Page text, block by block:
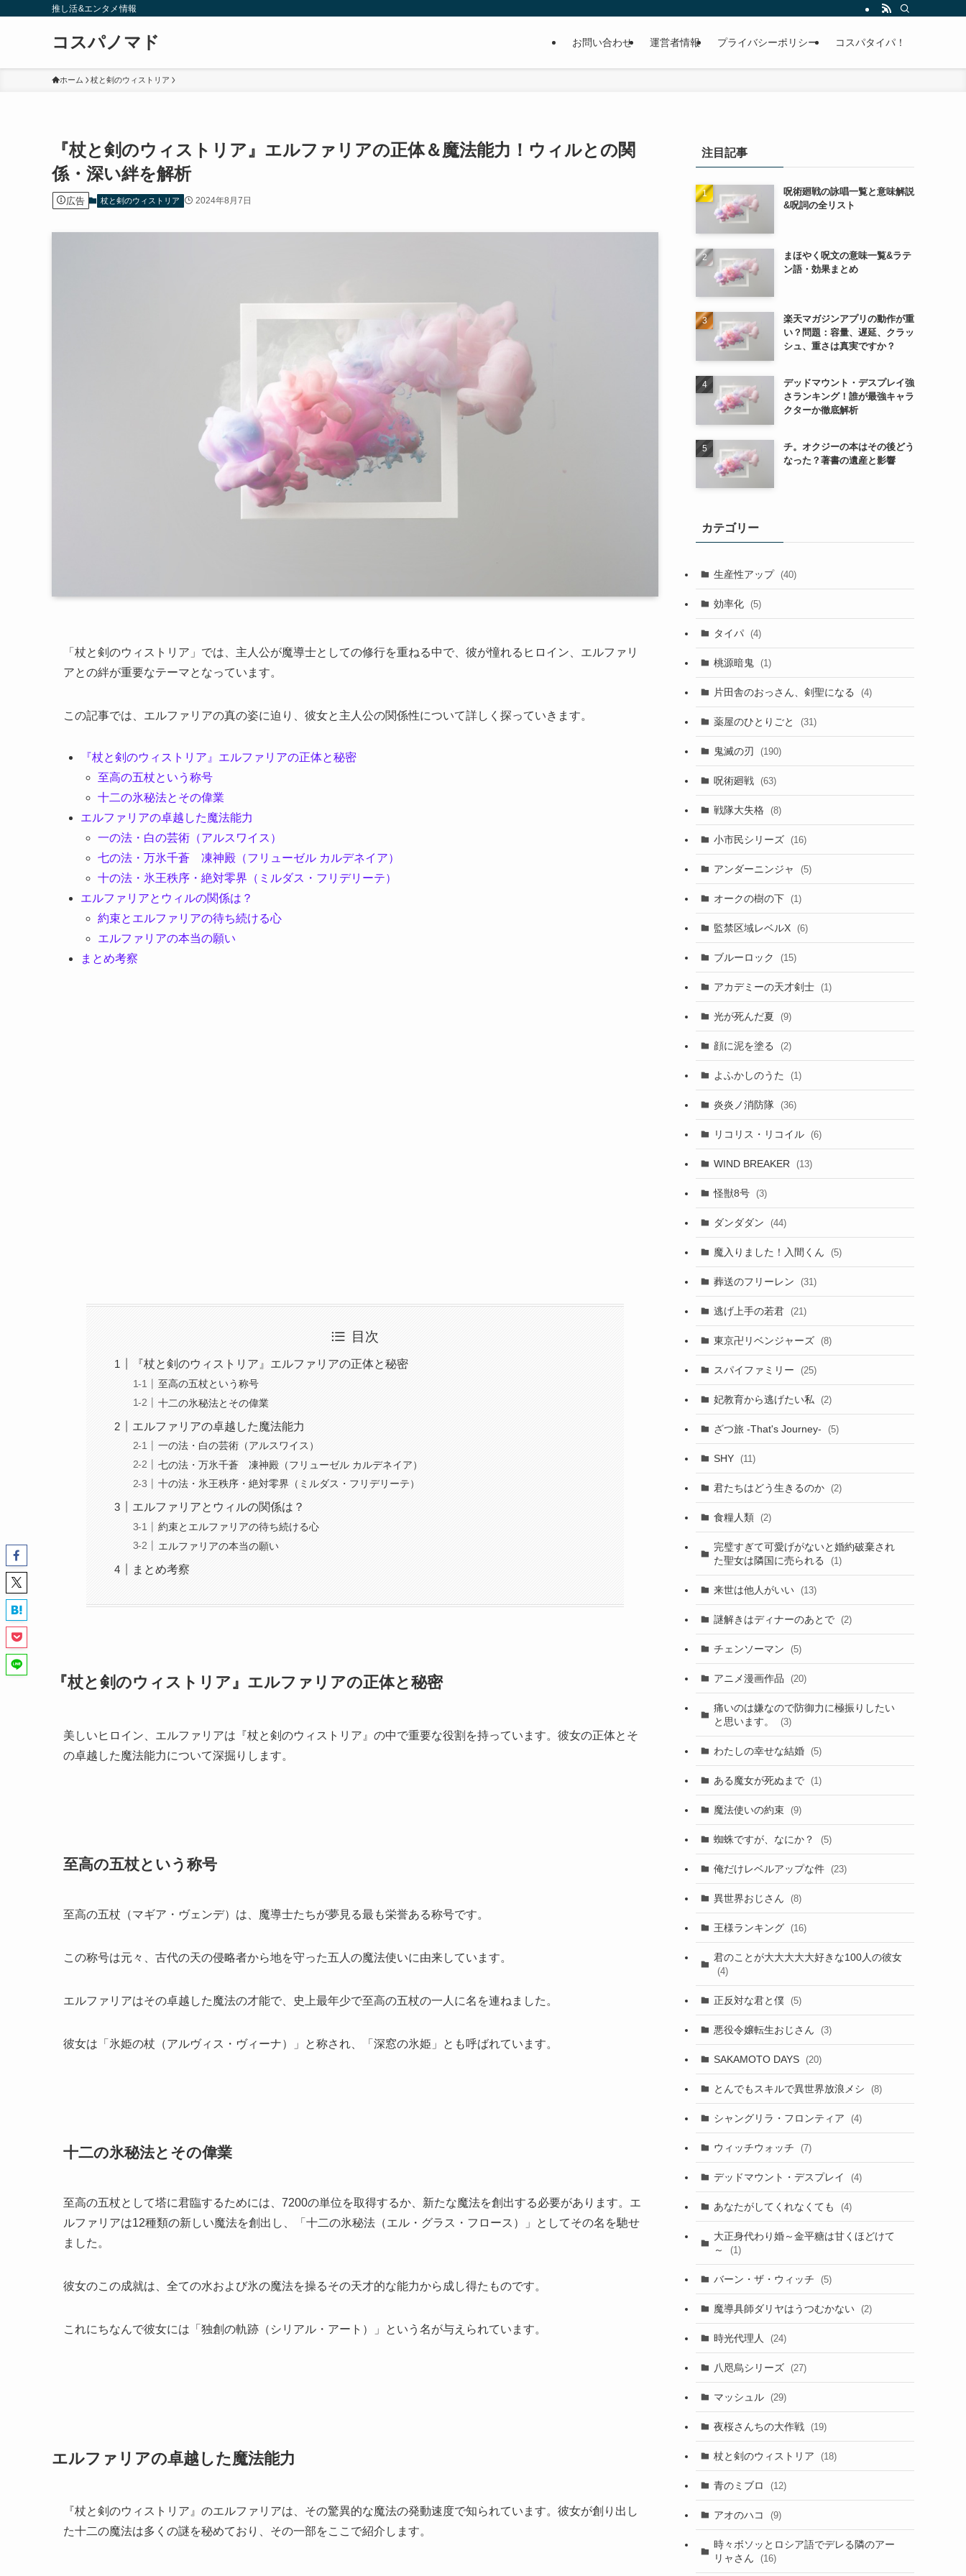
推し活&エンタメ情報
コスパノマド お問い合わせ 運営者情報 プライバシーポリシー コスパタイパ！
ホーム 杖と剣のウィストリア
『杖と剣のウィストリア』エルファリアの正体＆魔法能力！ウィルとの関
係・深い絆を解析
広告 杖と剣のウィストリア 2024年8月7日
「杖と剣のウィストリア」では、主人公が魔導士としての修行を重ねる中で、彼が憧れるヒロイン、エルファリ
アとの絆が重要なテーマとなっています。
この記事では、エルファリアの真の姿に迫り、彼女と主人公の関係性について詳しく探っていきます。
『杖と剣のウィストリア』エルファリアの正体と秘密
至高の五杖という称号
十二の氷秘法とその偉業
エルファリアの卓越した魔法能力
一の法・白の芸術（アルスワイス）
七の法・万氷千蒼 凍神殿（フリューゼル カルデネイア）
十の法・氷王秩序・絶対零界（ミルダス・フリデリーテ）
エルファリアとウィルの関係は？
約束とエルファリアの待ち続ける心
エルファリアの本当の願い
まとめ考察
目次
『杖と剣のウィストリア』エルファリアの正体と秘密
至高の五杖という称号
十二の氷秘法とその偉業
エルファリアの卓越した魔法能力
一の法・白の芸術（アルスワイス）
七の法・万氷千蒼 凍神殿（フリューゼル カルデネイア）
十の法・氷王秩序・絶対零界（ミルダス・フリデリーテ）
エルファリアとウィルの関係は？
約束とエルファリアの待ち続ける心
エルファリアの本当の願い
まとめ考察
『杖と剣のウィストリア』エルファリアの正体と秘密
美しいヒロイン、エルファリアは『杖と剣のウィストリア』の中で重要な役割を持っています。彼女の正体とそ
の卓越した魔法能力について深掘りします。
至高の五杖という称号
至高の五杖（マギア・ヴェンデ）は、魔導士たちが夢見る最も栄誉ある称号です。
この称号は元々、古代の天の侵略者から地を守った五人の魔法使いに由来しています。
エルファリアはその卓越した魔法の才能で、史上最年少で至高の五杖の一人に名を連ねました。
彼女は「氷姫の杖（アルヴィス・ヴィーナ）」と称され、「深窓の氷姫」とも呼ばれています。
十二の氷秘法とその偉業
至高の五杖として塔に君臨するためには、7200の単位を取得するか、新たな魔法を創出する必要があります。エ
ルファリアは12種類の新しい魔法を創出し、「十二の氷秘法（エル・グラス・フロース）」としてその名を馳せ
ました。
彼女のこの成就は、全ての水および氷の魔法を操るその天才的な能力から成し得たものです。
これにちなんで彼女には「独創の軌跡（シリアル・アート）」という名が与えられています。
エルファリアの卓越した魔法能力
『杖と剣のウィストリア』のエルファリアは、その驚異的な魔法の発動速度で知られています。彼女が創り出し
た十二の魔法は多くの謎を秘めており、その一部をここで紹介します。
注目記事
呪術廻戦の詠唱一覧と意味解説
&呪詞の全リスト
まほやく呪文の意味一覧&ラテ
ン語・効果まとめ
楽天マガジンアプリの動作が重
い？問題：容量、遅延、クラッ
シュ、重さは真実ですか？
デッドマウント・デスプレイ強
さランキング！誰が最強キャラ
クターか徹底解析
チ。オクジーの本はその後どう
なった？著書の遺産と影響
カテゴリー
生産性アップ (40)
効率化 (5)
タイパ (4)
桃源暗鬼 (1)
片田舎のおっさん、剣聖になる (4)
薬屋のひとりごと (31)
鬼滅の刃 (190)
呪術廻戦 (63)
戦隊大失格 (8)
小市民シリーズ (16)
アンダーニンジャ (5)
オークの樹の下 (1)
監禁区域レベルX (6)
ブルーロック (15)
アカデミーの天才剣士 (1)
光が死んだ夏 (9)
顔に泥を塗る (2)
よふかしのうた (1)
炎炎ノ消防隊 (36)
リコリス・リコイル (6)
WIND BREAKER (13)
怪獣8号 (3)
ダンダダン (44)
魔入りました！入間くん (5)
葬送のフリーレン (31)
逃げ上手の若君 (21)
東京卍リベンジャーズ (8)
スパイファミリー (25)
妃教育から逃げたい私 (2)
ざつ旅 -That's Journey- (5)
SHY (11)
君たちはどう生きるのか (2)
食糧人類 (2)
完璧すぎて可愛げがないと婚約破棄され
た聖女は隣国に売られる
(1)
来世は他人がいい (13)
謎解きはディナーのあとで (2)
チェンソーマン (5)
アニメ漫画作品 (20)
痛いのは嫌なので防御力に極振りしたい
と思います。
(3)
わたしの幸せな結婚 (5)
ある魔女が死ぬまで (1)
魔法使いの約束 (9)
蜘蛛ですが、なにか？ (5)
俺だけレベルアップな件 (23)
異世界おじさん (8)
王様ランキング (16)
君のことが大大大大大好きな100人の彼女
(4)
正反対な君と僕 (5)
悪役令嬢転生おじさん (3)
SAKAMOTO DAYS (20)
とんでもスキルで異世界放浪メシ (8)
シャングリラ・フロンティア (4)
ウィッチウォッチ (7)
デッドマウント・デスプレイ (4)
あなたがしてくれなくても (4)
大正身代わり婚～金平糖は甘くほどけて
～
(1)
バーン・ザ・ウィッチ (5)
魔導具師ダリヤはうつむかない (2)
時光代理人 (24)
八咫烏シリーズ (27)
マッシュル (29)
夜桜さんちの大作戦 (19)
杖と剣のウィストリア (18)
青のミブロ (12)
アオのハコ (9)
時々ボソッとロシア語でデレる隣のアー
リャさん
(16)